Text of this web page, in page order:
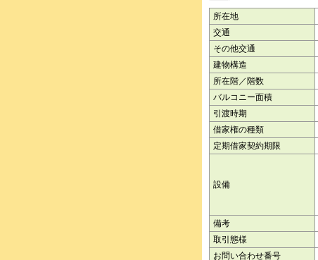
所在地
交通
その他交通
建物構造
所在階／階数
バルコニー面積
引渡時期
借家権の種類
定期借家契約期限
設備
備考
取引態様
お問い合わせ番号